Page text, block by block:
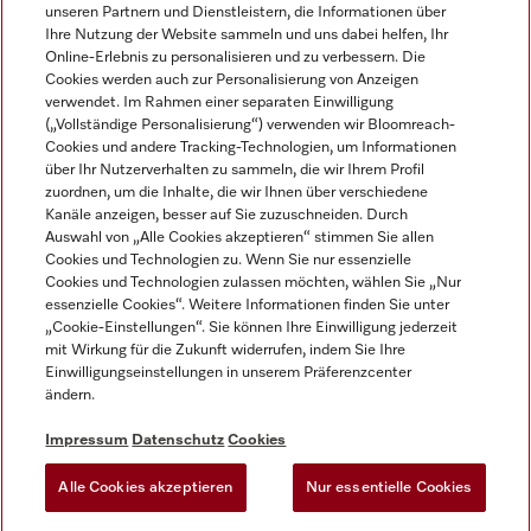
Impressum
AGB
Datenschutz
Nutzungsbedingungen
EU-Gesetzen über digitale Dienste
Cookie Einstellungen
Miele auf Instagram
Miele auf Facebook
Miele auf Youtube
unseren Partnern und Dienstleistern, die Informationen über
Ihre Nutzung der Website sammeln und uns dabei helfen, Ihr
Online-Erlebnis zu personalisieren und zu verbessern. Die
Cookies werden auch zur Personalisierung von Anzeigen
verwendet. Im Rahmen einer separaten Einwilligung
(„Vollständige Personalisierung“) verwenden wir Bloomreach-
Cookies und andere Tracking-Technologien, um Informationen
über Ihr Nutzerverhalten zu sammeln, die wir Ihrem Profil
zuordnen, um die Inhalte, die wir Ihnen über verschiedene
Kanäle anzeigen, besser auf Sie zuzuschneiden. Durch
Auswahl von „Alle Cookies akzeptieren“ stimmen Sie allen
Cookies und Technologien zu. Wenn Sie nur essenzielle
Cookies und Technologien zulassen möchten, wählen Sie „Nur
essenzielle Cookies“. Weitere Informationen finden Sie unter
„Cookie-Einstellungen“. Sie können Ihre Einwilligung jederzeit
mit Wirkung für die Zukunft widerrufen, indem Sie Ihre
Einwilligungseinstellungen in unserem Präferenzcenter
ändern.
Impressum Datenschutz Cookies
Alle Cookies akzeptieren Nur essentielle Cookies